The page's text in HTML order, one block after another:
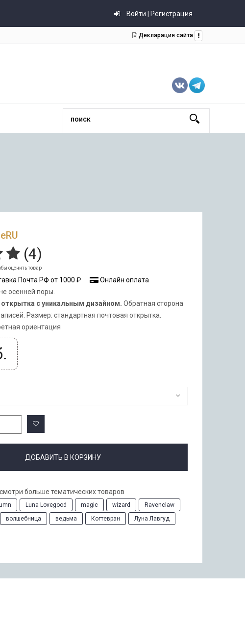
Войти | Регистрация
Декларация сайта
(4)
оценить товар
Почта РФ от 1000 ₽
Онлайн оплата
осенней поры.
открытка с уникальным дизайном. Обратная сторона
Размер: стандартная почтовая открытка.
ориентация
ДОБАВИТЬ В КОРЗИНУ
больше тематических товаров
Luna Lovegood magic wizard
Ravenclaw
волшебница ведьма Когтевран
Луна Лавгуд